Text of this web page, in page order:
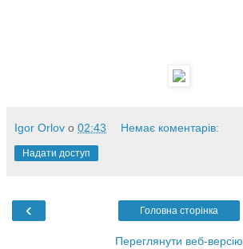
Igor Orlov о 02:43 Немає коментарів:
Надати доступ
‹ Головна сторінка
Переглянути веб-версію